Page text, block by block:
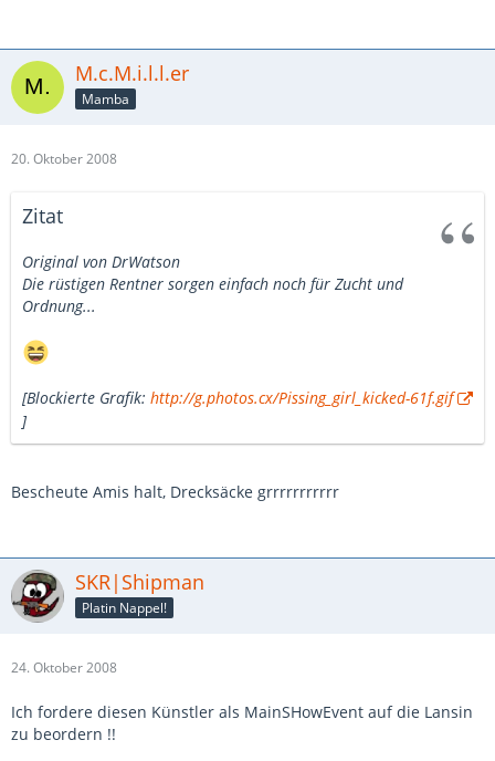
M.c.M.i.l.l.er
Mamba
20. Oktober 2008
Zitat
Original von DrWatson
Die rüstigen Rentner sorgen einfach noch für Zucht und
Ordnung...
[Blockierte Grafik: http://g.photos.cx/Pissing_girl_kicked-61f.gif
]
Bescheute Amis halt, Drecksäcke grrrrrrrrrrr
SKR|Shipman
Platin Nappel!
24. Oktober 2008
Ich fordere diesen Künstler als MainSHowEvent auf die Lansin
zu beordern !!